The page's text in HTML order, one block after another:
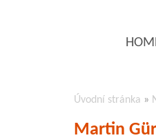
Úvodní stránka »
Martin